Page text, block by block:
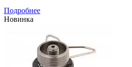
Подробнее
Новинка